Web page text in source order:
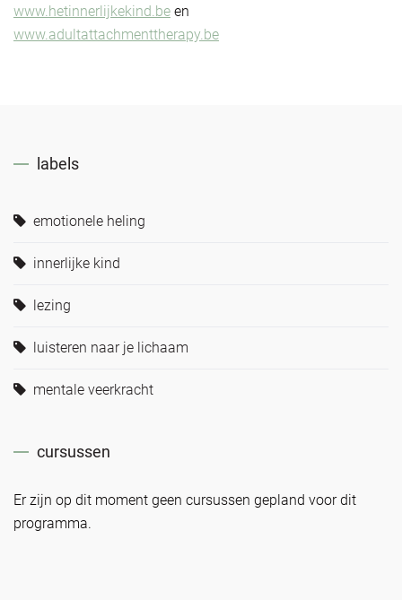
www.hetinnerlijkekind.be en
www.adultattachmenttherapy.be
labels
emotionele heling
innerlijke kind
lezing
luisteren naar je lichaam
mentale veerkracht
cursussen
Er zijn op dit moment geen cursussen gepland voor dit
programma.